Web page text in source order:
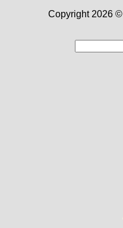
Copyright 2026 ©